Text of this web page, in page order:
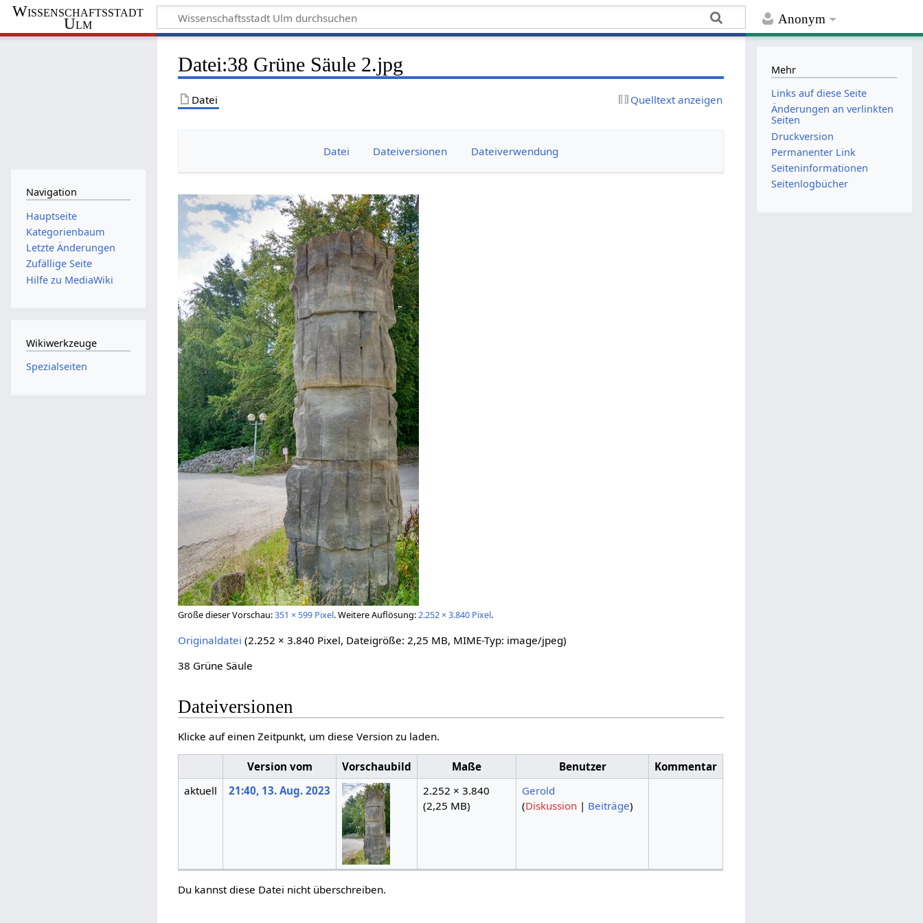
Anonym
Wissenschaftsstadt
Ulm
Datei:38 Grüne Säule 2.jpg
Datei Quelltext anzeigen
Datei Dateiversionen Dateiverwendung
Größe dieser Vorschau:351 × 599 Pixel.Weitere Auflösung:2.252 × 3.840 Pixel.
Originaldatei (2.252 × 3.840 Pixel, Dateigröße: 2,25 MB, MIME-Typ: image/jpeg)
38 Grüne Säule
Dateiversionen
Klicke auf einen Zeitpunkt, um diese Version zu laden.
Version vom Vorschaubild Maße Benutzer
Kommentar
aktuell
21:40, 13. Aug. 2023
2.252 × 3.840
(2,25 MB)
Gerold
(Diskussion| Beiträge)
Du kannst diese Datei nicht überschreiben.
Navigation
Hauptseite
Kategorienbaum
Letzte Änderungen
Zufällige Seite
Hilfe zu MediaWiki
Wikiwerkzeuge
Spezialseiten
Mehr
Links auf diese Seite
Änderungen an verlinkten
Seiten
Druckversion
Permanenter Link
Seiten­­informationen
Seitenlogbücher